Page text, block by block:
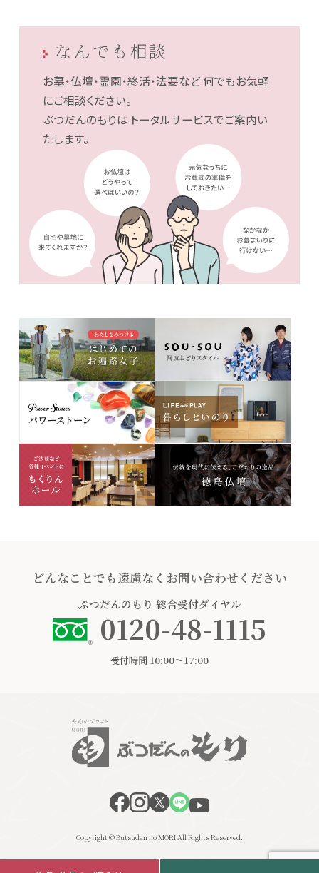
なんでも相談
お墓・仏壇・霊園・終活・法要など何でもお気軽
にご相談ください。
ぶつだんのもりは トータルサービスでご案内い
たします。
どんなことでも遠慮なくお問い合わせください
ぶつだんのもり 総合受付ダイヤル
0120-48-1115
受付時間 10:00〜17:00
Copyright © Butsudan no MORI All Rights Reserved.